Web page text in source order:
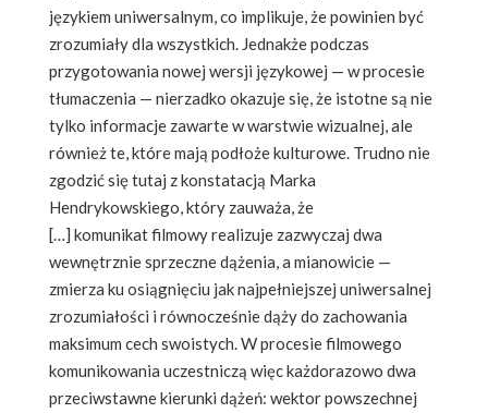
językiem uniwersalnym, co implikuje, że powinien być
zrozumiały dla wszystkich. Jednakże podczas
przygotowania nowej wersji językowej — w procesie
tłumaczenia — nierzadko okazuje się, że istotne są nie
tylko informacje zawarte w warstwie wizualnej, ale
również te, które mają podłoże kulturowe. Trudno nie
zgodzić się tutaj z konstatacją Marka
Hendrykowskiego, który zauważa, że
[…] komunikat filmowy realizuje zazwyczaj dwa
wewnętrznie sprzeczne dążenia, a mianowicie —
zmierza ku osiągnięciu jak najpełniejszej uniwersalnej
zrozumiałości i równocześnie dąży do zachowania
maksimum cech swoistych. W procesie filmowego
komunikowania uczestniczą więc każdorazowo dwa
przeciwstawne kierunki dążeń: wektor powszechnej